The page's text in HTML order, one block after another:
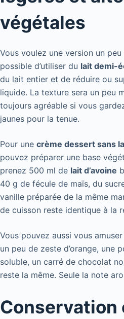
végétales
Vous voulez une version un
possible d’utiliser du lait demi-
du lait entier et de réduire ou
liquide. La texture sera un peu
toujours agréable si vous
jaunes pour la tenue.
Pour une crème dessert sans
pouvez préparer une base
prenez 500 ml de lait d’avoine
40 g de fécule de maïs, du
vanille préparée de la même
de cuisson reste identique à la
Vous pouvez aussi vous
un peu de zeste d’orange, une
soluble, un carré de chocolat
reste la même. Seule la note
Conservation